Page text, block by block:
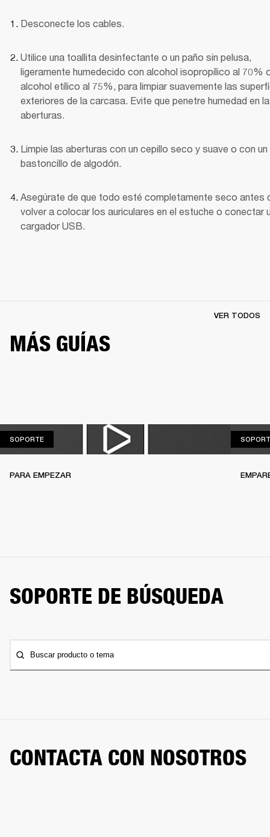
Desconecte los cables.
Utilice una toallita desinfectante o un paño sin pelusa,
ligeramente humedecido con alcohol isopropílico al 70%
alcohol etílico al 75%, para limpiar suavemente las
exteriores de la carcasa. Evite que penetre humedad en
aberturas.
Limpie las aberturas con un cepillo seco y suave o con un
bastoncillo de algodón.
Asegúrate de que todo esté completamente seco antes
volver a colocar los auriculares en el estuche o conectar
cargador USB.
MÁS GUÍAS
VER TODOS
SOPORTESOPORTE
PARA EMPEZAR
SOPORTE DE BÚSQUEDA
Buscar producto o tema
CONTACTA CON NOSOTROS